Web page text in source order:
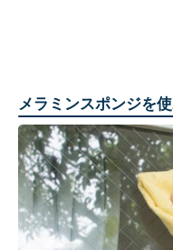
メラミンスポンジを